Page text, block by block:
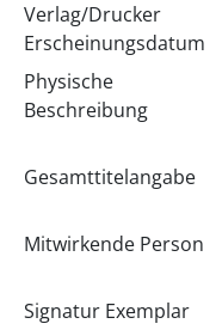
Verlag/Drucker
Erscheinungsdatum
Physische
Beschreibung
Gesamttitelangabe
Mitwirkende Person
Signatur Exemplar